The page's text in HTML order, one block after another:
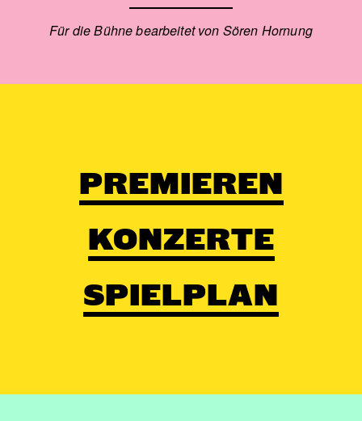
Für die Bühne bearbeitet von Sören Hornung
PREMIEREN
KONZERTE
SPIELPLAN